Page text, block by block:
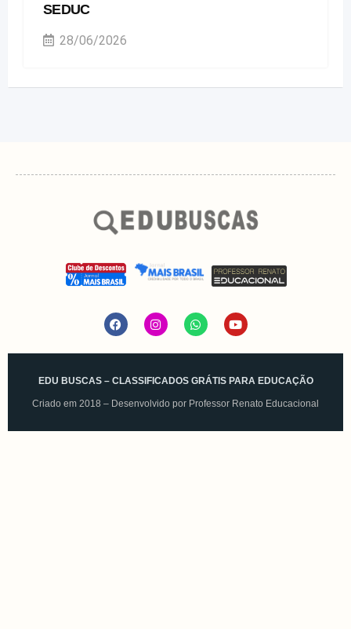
SEDUC
28/06/2026
EDU BUSCAS – CLASSIFICADOS GRÁTIS PARA EDUCAÇÃO
Criado em 2018 – Desenvolvido por Professor Renato Educacional